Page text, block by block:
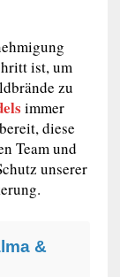
ist, um
zu
immer
diese
Team und
unserer
&